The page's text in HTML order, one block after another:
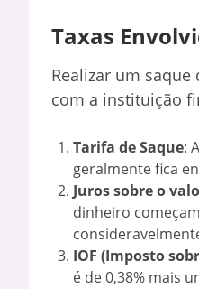
Taxas
Realizar um
com a instituição
Tarifa de Saque:
geralmente fica
Juros sobre o
dinheiro
IOF (Imposto
é de 0,38% mais